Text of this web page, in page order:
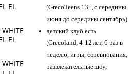
(GrecoTeens 13+, с середины
июня до середины сентябрь)
детский клуб есть
(Grecoland, 4-12 лет, 6 раз в
неделю, игры, соревнования,
развлекательные шоу,